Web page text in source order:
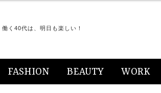
働く40代は、明日も楽しい！
FASHION BEAUTY WORK